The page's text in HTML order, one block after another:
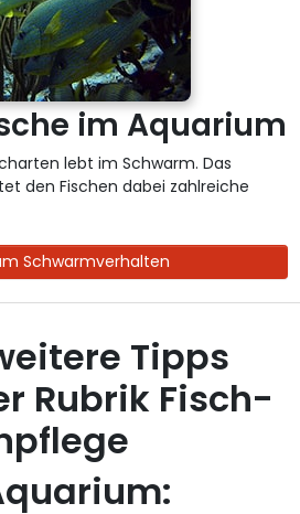
im Aquarium
lebt im Schwarm. Das
den Fischen dabei zahlreiche
Schwarmverhalten
Tipps
Rubrik Fisch-